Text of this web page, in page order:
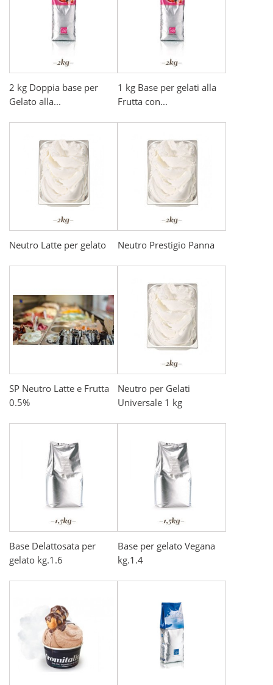
2 kg Doppia base per
Gelato alla...
1 kg Base per gelati alla
Frutta con...
Neutro Latte per gelato Neutro Prestigio Panna
SP Neutro Latte e Frutta
0.5%
Neutro per Gelati
Universale 1 kg
Base Delattosata per
gelato kg.1.6
Base per gelato Vegana
kg.1.4